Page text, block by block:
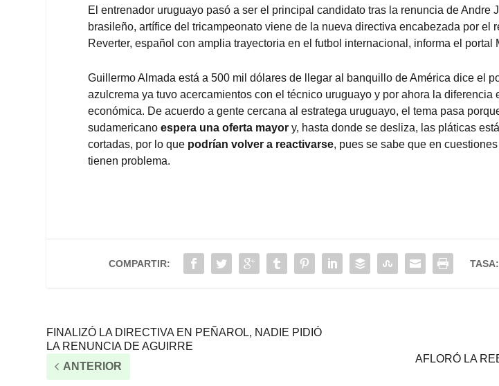
El entrenador uruguayo pasó a ser el principal candidato tras la renuncia de Andre
brasileño, artífice del tricampeonato viene de la nueva directiva encabezada por el
Reverter, español con amplia trayectoria en el futbol internacional, informa el portal
Guillermo Almada está a 500 mil dólares de llegar al banquillo de América dice el
azulcrema ya tuvo acercamientos con el técnico uruguayo y por ahora la diferencia
económica. ​De acuerdo a gente cercana al estratega uruguayo, el tema pasa
sudamericanoespera una oferta mayor y, hasta donde se desliza, las pláticas
cortadas, por lo que podrían volver a reactivarse, pues se sabe que en
tienen problema.
COMPARTIR: TASA:
FINALIZÓ LA DIRECTIVA EN PEÑAROL, NADIE PIDIÓ
LA RENUNCIA DE AGUIRRE
ANTERIOR
AFLORÓ LA